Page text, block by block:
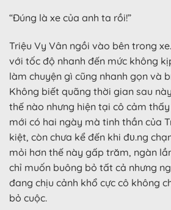
“Đúng là xe của anh ta rồi!”
Triệu Vy Vân ngồi vào bên trong
với tốc độ nhanh đến mức không
làm chuyện gì cũng nhanh gọn và
Không biết quãng thời gian sau
thế nào nhưng hiện tại cô cảm
mới có hai ngày mà tinh thần của
kiệt, còn chưa kể đến khi đυ.ng
mỏi hơn thế này gấp trăm, ngàn
chỉ muốn buông bỏ tất cả nhưng
đang chịu cảnh khổ cực cô không
bỏ cuộc.